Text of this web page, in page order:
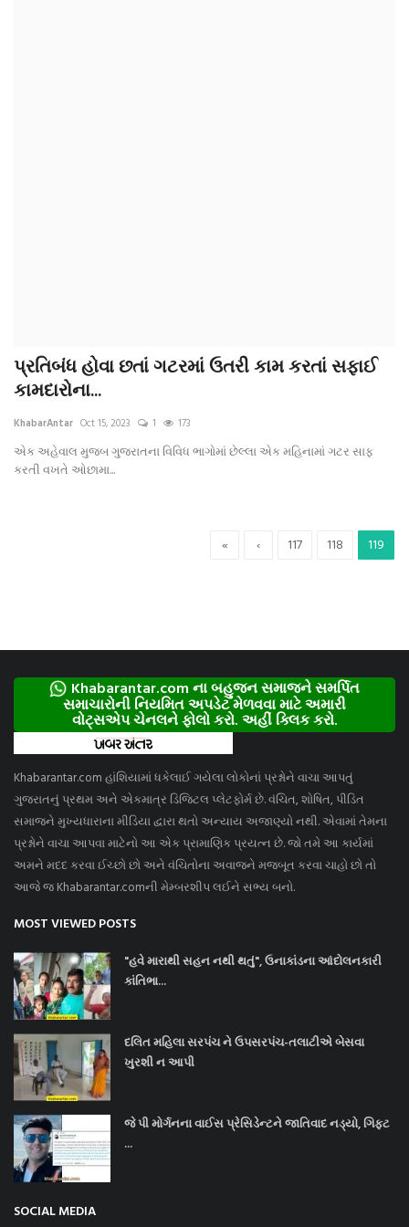
પ્રતિબંધ હોવા છતાં ગટરમાં ઉતરી કામ કરતાં સફાઈ
કામદારોના...
KhabarAntar Oct 15, 2023 1 173
એક અહેવાલ મુજબ ગુજરાતના વિવિધ ભાગોમાં છેલ્લા એક મહિનામાં ગટર સાફ
કરતી વખતે ઓછામા...
« ‹ 117 118 119
Khabarantar.com ના બહુજન સમાજને સમર્પિત
સમાચારોની નિયમિત અપડેટ મેળવવા માટે અમારી
વોટ્સએપ ચેનલને ફોલો કરો. અહીં ક્લિક કરો.
Khabarantar.com હાંશિયામાં ધકેલાઈ ગયેલા લોકોનાં પ્રશ્નોને વાચા આપતું
ગુજરાતનું પ્રથમ અને એકમાત્ર ડિજિટલ પ્લેટફોર્મ છે. વંચિત, શોષિત, પીડિત
સમાજને મુખ્યધારાના મીડિયા દ્વારા થતો અન્યાય અજાણ્યો નથી. એવામાં તેમના
પ્રશ્નોને વાચા આપવા માટેનો આ એક પ્રામાણિક પ્રયત્ન છે. જો તમે આ કાર્યમાં
અમને મદદ કરવા ઈચ્છો છો અને વંચિતોના અવાજને મજબૂત કરવા ચાહો છો તો
આજે જ Khabarantar.comની મેમ્બરશીપ લઈને સભ્ય બનો.
MOST VIEWED POSTS
"હવે મારાથી સહન નથી થતું", ઉનાકાંડના આંદોલનકારી
કાંતિભા...
દલિત મહિલા સરપંચ ને ઉપસરપંચ-તલાટીએ બેસવા
ખુરશી ન આપી
જે પી મોર્ગનના વાઈસ પ્રેસિડેન્ટને જાતિવાદ નડ્યો, ગિફ્ટ
...
SOCIAL MEDIA